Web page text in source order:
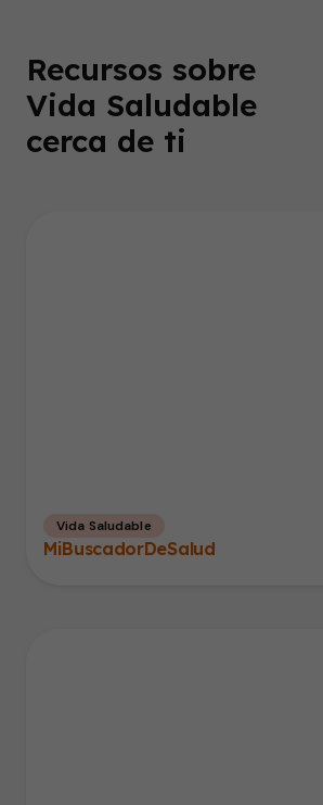
Recursos sobre
Vida Saludable
cerca de ti
Vida Saludable
MiBuscadorDeSalud